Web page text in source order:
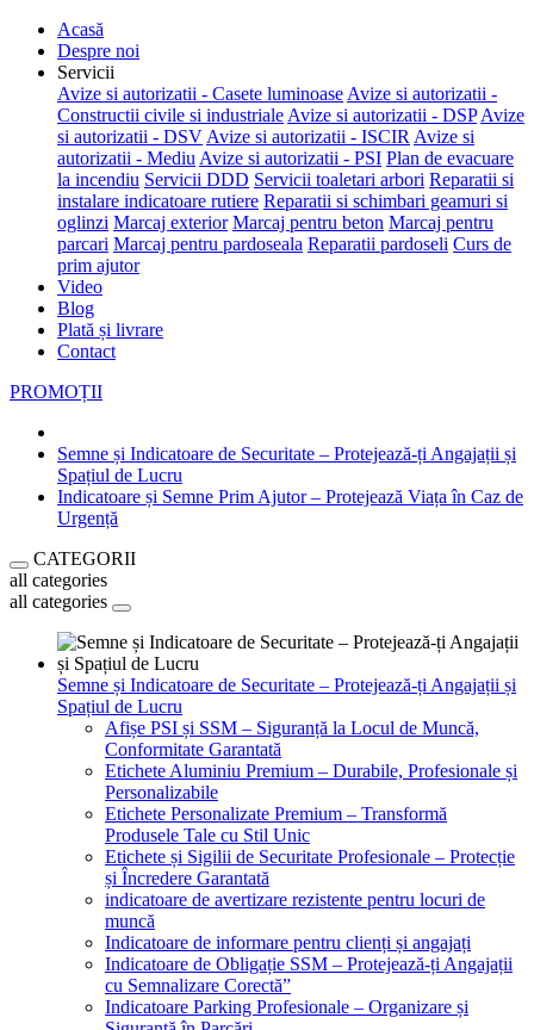
Acasă
Despre noi
Servicii
Avize si autorizatii - Casete luminoase Avize si autorizatii -
Constructii civile si industriale Avize si autorizatii - DSP Avize
si autorizatii - DSV Avize si autorizatii - ISCIR Avize si
autorizatii - Mediu Avize si autorizatii - PSI Plan de evacuare
la incendiu Servicii DDD Servicii toaletari arbori Reparatii si
instalare indicatoare rutiere Reparatii si schimbari geamuri si
oglinzi Marcaj exterior Marcaj pentru beton Marcaj pentru
parcari Marcaj pentru pardoseala Reparatii pardoseli Curs de
prim ajutor
Video
Blog
Plată și livrare
Contact
PROMOȚII
Semne și Indicatoare de Securitate – Protejează-ți Angajații și
Spațiul de Lucru
Indicatoare și Semne Prim Ajutor – Protejează Viața în Caz de
Urgență
CATEGORII
all categories
all categories
Semne și Indicatoare de Securitate – Protejează-ți Angajații și
Spațiul de Lucru
Afișe PSI și SSM – Siguranță la Locul de Muncă,
Conformitate Garantată
Etichete Aluminiu Premium – Durabile, Profesionale și
Personalizabile
Etichete Personalizate Premium – Transformă
Produsele Tale cu Stil Unic
Etichete și Sigilii de Securitate Profesionale – Protecție
și Încredere Garantată
indicatoare de avertizare rezistente pentru locuri de
muncă
Indicatoare de informare pentru clienți și angajați
Indicatoare de Obligație SSM – Protejează-ți Angajații
cu Semnalizare Corectă”
Indicatoare Parking Profesionale – Organizare și